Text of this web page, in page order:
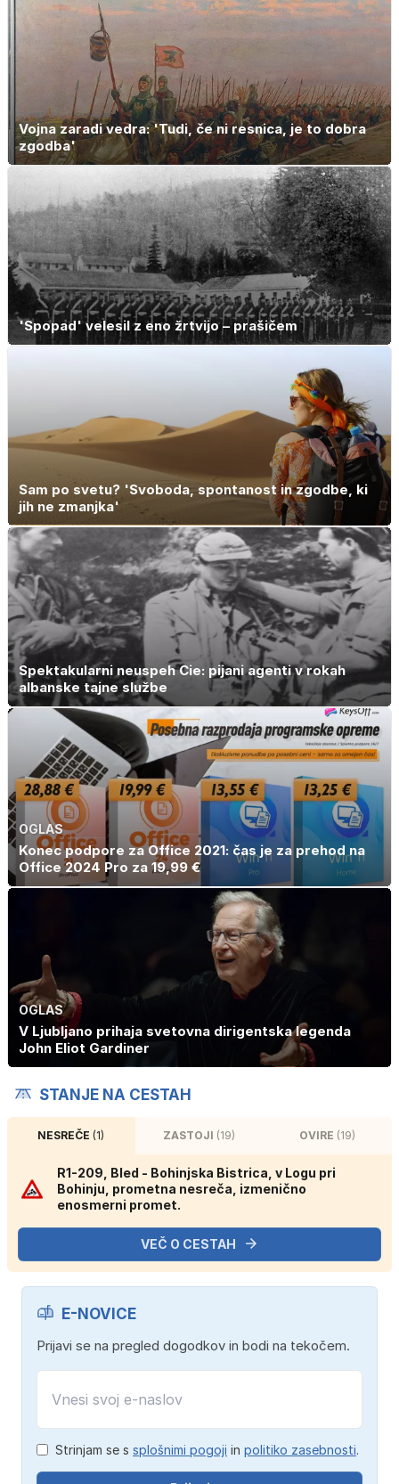
Vojna zaradi vedra: 'Tudi, če ni resnica, je to dobra
zgodba'
'Spopad' velesil z eno žrtvijo – prašičem
Sam po svetu? 'Svoboda, spontanost in zgodbe, ki
jih ne zmanjka'
Spektakularni neuspeh Cie: pijani agenti v rokah
albanske tajne službe
OGLAS
Konec podpore za Office 2021: čas je za prehod na
Office 2024 Pro za 19,99 €
OGLAS
V Ljubljano prihaja svetovna dirigentska legenda
John Eliot Gardiner
STANJE NA CESTAH
NESREČE(1) ZASTOJI (19) OVIRE (19)
R1-209, Bled - Bohinjska Bistrica, v Logu pri
Bohinju, prometna nesreča, izmenično
enosmerni promet.
VEČ O CESTAH
E-NOVICE
Prijavi se na pregled dogodkov in bodi na tekočem.
Strinjam se s splošnimi pogoji in politiko zasebnosti.